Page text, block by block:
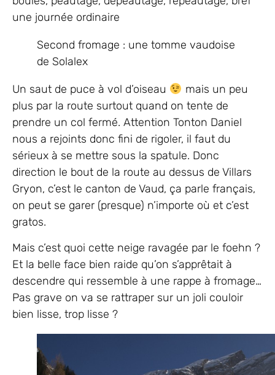
une journée ordinaire
Second fromage : une tomme vaudoise
de Solalex
Un saut de puce à vol d’oiseau
mais un peu
plus par la route surtout quand on tente de
prendre un col fermé. Attention Tonton Daniel
nous a rejoints donc fini de rigoler, il faut du
sérieux à se mettre sous la spatule. Donc
direction le bout de la route au dessus de Villars
Gryon, c’est le canton de Vaud, ça parle français,
on peut se garer (presque) n’importe où et c’est
gratos.
Mais c’est quoi cette neige ravagée par le foehn ?
Et la belle face bien raide qu’on s’apprêtait à
descendre qui ressemble à une rappe à fromage…
Pas grave on va se rattraper sur un joli couloir
bien lisse, trop lisse ?